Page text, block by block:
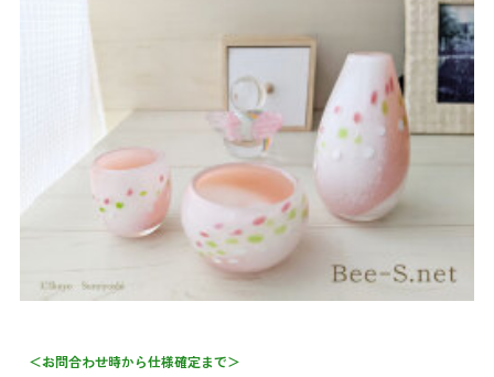
＜お問合わせ時から仕様確定まで＞